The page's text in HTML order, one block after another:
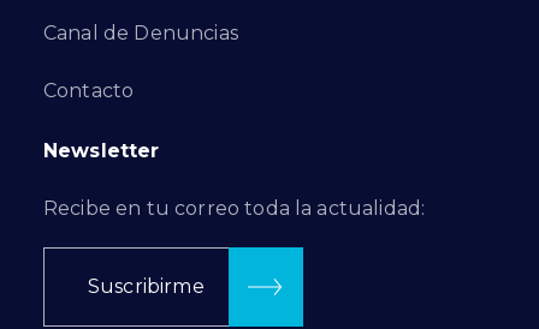
Canal de Denuncias
Contacto
Newsletter
Recibe en tu correo toda la actualidad:
Suscribirme